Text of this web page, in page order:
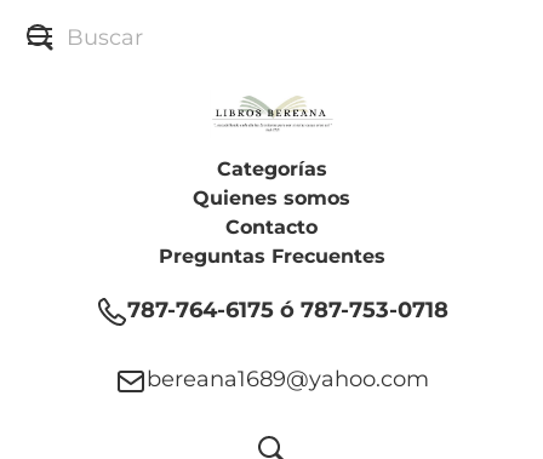
Categorías
Quienes somos
Contacto
Preguntas Frecuentes
787-764-6175 ó 787-753-0718
bereana1689@yahoo.com